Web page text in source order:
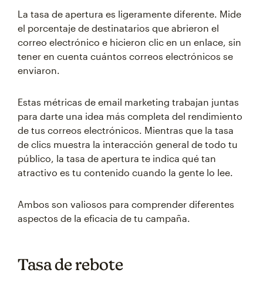
La tasa de apertura es ligeramente diferente. Mide
el porcentaje de destinatarios que abrieron el
correo electrónico e hicieron clic en un enlace, sin
tener en cuenta cuántos correos electrónicos se
enviaron.
Estas métricas de email marketing trabajan juntas
para darte una idea más completa del rendimiento
de tus correos electrónicos. Mientras que la tasa
de clics muestra la interacción general de todo tu
público, la tasa de apertura te indica qué tan
atractivo es tu contenido cuando la gente lo lee.
Ambos son valiosos para comprender diferentes
aspectos de la eficacia de tu campaña.
Tasa de rebote